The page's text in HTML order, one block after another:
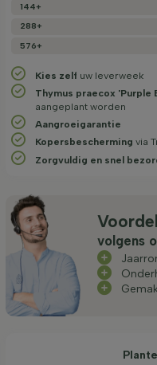
144+
288+
576+
Kies zelf uw leverweek
Thymus praecox
aangeplant worden
Aangroeigarantie
Kopersbescherming via
Zorgvuldig en snel
volgens